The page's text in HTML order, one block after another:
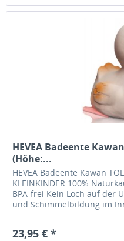
HEVEA Badeente
(Höhe:...
HEVEA Badeente Kawan
KLEINKINDER 100%
BPA-frei Kein Loch auf der
und Schimmelbildung im
23,95 € *